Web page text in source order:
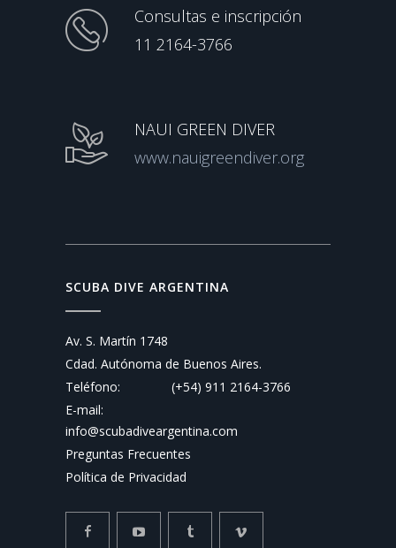
Consultas e inscripción
11 2164-3766
NAUI GREEN DIVER
www.nauigreendiver.org
SCUBA DIVE ARGENTINA
Av. S. Martín 1748
Cdad. Autónoma de Buenos Aires.
Teléfono:
(+54) 911 2164-3766
E-mail:
info@scubadiveargentina.com
Preguntas Frecuentes
Política de Privacidad